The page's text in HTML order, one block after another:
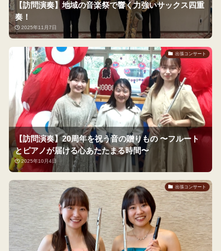
【訪問演奏】地域の音楽祭で響く力強いサックス四重
奏！
2025年11月7日
出張コンサート
【訪問演奏】20周年を祝う音の贈りもの 〜フルート
とピアノが届ける心あたたまる時間〜
2025年10月4日
出張コンサート